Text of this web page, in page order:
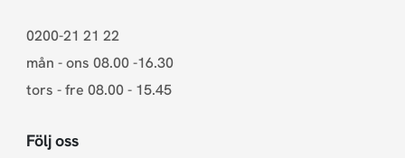
0200-21 21 22
mån - ons 08.00 -16.30
tors - fre 08.00 - 15.45
Följ oss